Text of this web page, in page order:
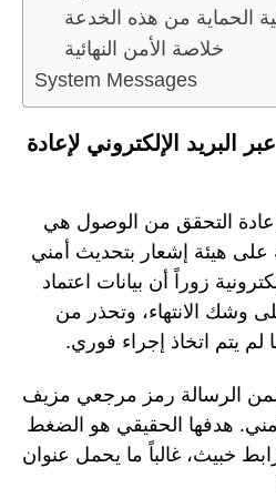
الحماية من هذه الخدعة
خلاصة الأمن النهائية
System Messages
البريد الإلكتروني لإعادة
بإعادة التحقق من الوصول هي
على هيئة إشعار بتحديث أمني
زوراً أن بيانات اعتماد
وشك الانتهاء، وتحذر من
لم يتم اتخاذ إجراء فوري.
الرسالة رمز مرجعي مزيف
هدفها الحقيقي هو الضغط
خبيث، غالباً ما يحمل عنوان